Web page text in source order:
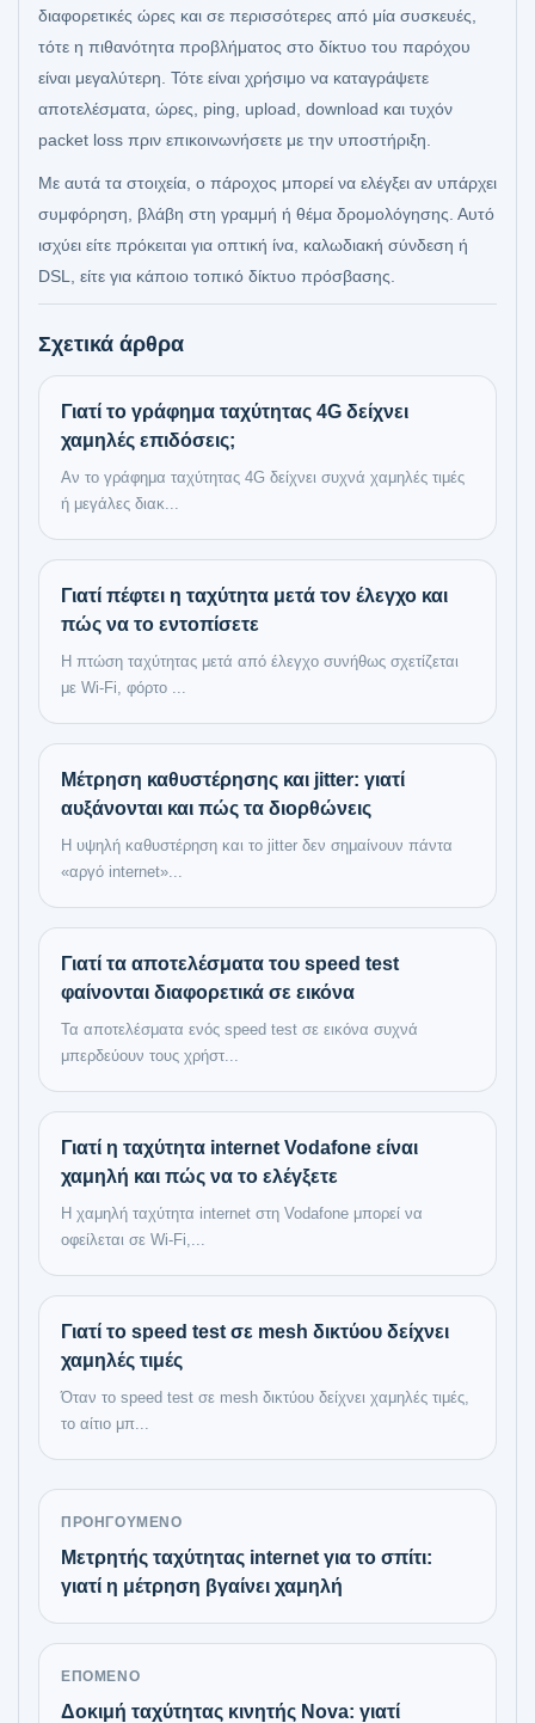
διαφορετικές ώρες και σε περισσότερες από μία συσκευές,
τότε η πιθανότητα προβλήματος στο δίκτυο του παρόχου
είναι μεγαλύτερη. Τότε είναι χρήσιμο να καταγράψετε
αποτελέσματα, ώρες, ping, upload, download και τυχόν
packet loss πριν επικοινωνήσετε με την υποστήριξη.
Με αυτά τα στοιχεία, ο πάροχος μπορεί να ελέγξει αν υπάρχει
συμφόρηση, βλάβη στη γραμμή ή θέμα δρομολόγησης. Αυτό
ισχύει είτε πρόκειται για οπτική ίνα, καλωδιακή σύνδεση ή
DSL, είτε για κάποιο τοπικό δίκτυο πρόσβασης.
Σχετικά άρθρα
Γιατί το γράφημα ταχύτητας 4G δείχνει
χαμηλές επιδόσεις;
Αν το γράφημα ταχύτητας 4G δείχνει συχνά χαμηλές τιμές
ή μεγάλες διακ...
Γιατί πέφτει η ταχύτητα μετά τον έλεγχο και
πώς να το εντοπίσετε
Η πτώση ταχύτητας μετά από έλεγχο συνήθως σχετίζεται
με Wi‑Fi, φόρτο ...
Μέτρηση καθυστέρησης και jitter: γιατί
αυξάνονται και πώς τα διορθώνεις
Η υψηλή καθυστέρηση και το jitter δεν σημαίνουν πάντα
«αργό internet»...
Γιατί τα αποτελέσματα του speed test
φαίνονται διαφορετικά σε εικόνα
Τα αποτελέσματα ενός speed test σε εικόνα συχνά
μπερδεύουν τους χρήστ...
Γιατί η ταχύτητα internet Vodafone είναι
χαμηλή και πώς να το ελέγξετε
Η χαμηλή ταχύτητα internet στη Vodafone μπορεί να
οφείλεται σε Wi-Fi,...
Γιατί το speed test σε mesh δικτύου δείχνει
χαμηλές τιμές
Όταν το speed test σε mesh δικτύου δείχνει χαμηλές τιμές,
το αίτιο μπ...
ΠΡΟΗΓΟΎΜΕΝΟ
Μετρητής ταχύτητας internet για το σπίτι:
γιατί η μέτρηση βγαίνει χαμηλή
ΕΠΌΜΕΝΟ
Δοκιμή ταχύτητας κινητής Nova: γιατί